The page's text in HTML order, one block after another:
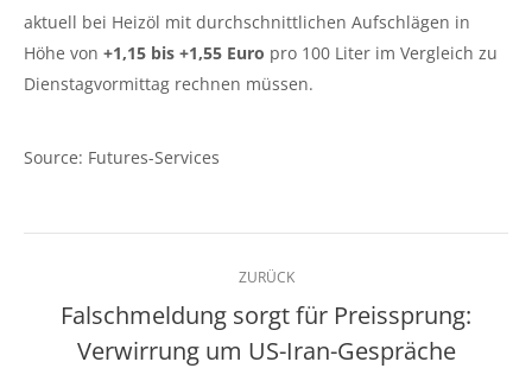
aktuell bei Heizöl mit durchschnittlichen Aufschlägen in
Höhe von +1,15 bis +1,55 Euro pro 100 Liter im Vergleich zu
Dienstagvormittag rechnen müssen.
Source: Futures-Services
Kommentarnavigation
ZURÜCK
Vorheriger
Beitrag:
Falschmeldung sorgt für Preissprung:
Verwirrung um US-Iran-Gespräche